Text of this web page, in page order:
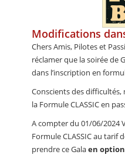
Modifications
Chers Amis, Pilotes et
réclamer que la soirée de
dans l’inscription en
Conscients des
la Formule CLASSIC en
A compter du 01/06/2024
Formule CLASSIC au tarif
prendre ce Galaen option